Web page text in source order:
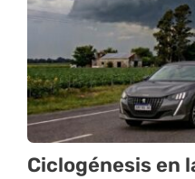
Ciclogénesis en